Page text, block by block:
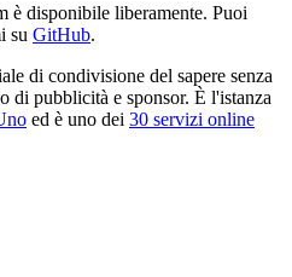
è disponibile liberamente. Puoi
su GitHub.
di condivisione del sapere senza
di pubblicità e sponsor. È l'istanza
ed è uno dei 30 servizi online